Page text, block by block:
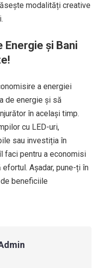
modalități creative
și Bani
a energiei
de energie și să
în același timp.
cu LED-uri,
sau investiția în
faci pentru a economisi
Așadar, pune-ți în
beneficiile